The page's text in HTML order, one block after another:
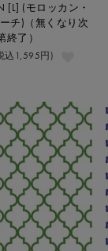
[L] (モロッカン・
チ)（無くなり次
終了）
込1,595円)